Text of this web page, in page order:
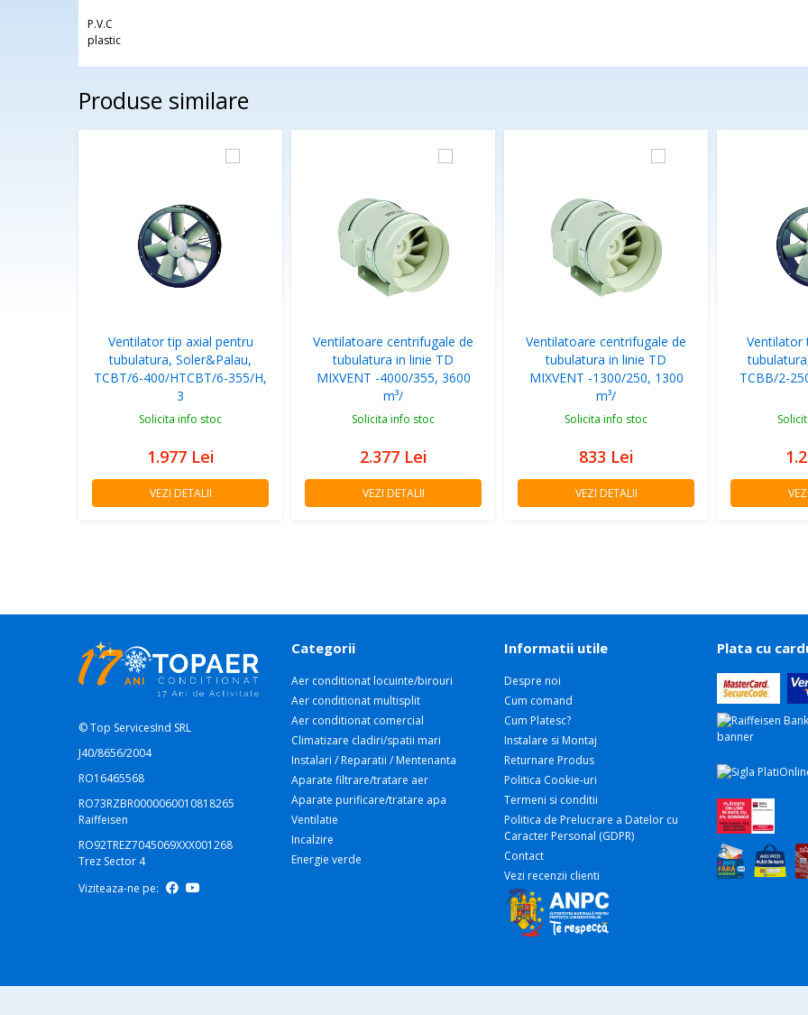
P.V.C
plastic
Produse similare
Ventilator tip axial pentru
tubulatura, Soler&Palau,
TCBT/6-400/HTCBT/6-355/H,
3
Solicita info stoc
1.977 Lei
VEZI DETALII
Ventilatoare centrifugale de
tubulatura in linie TD
MIXVENT -4000/355, 3600
m³/
Solicita info stoc
2.377 Lei
VEZI DETALII
Ventilatoare centrifugale de
tubulatura in linie TD
MIXVENT -1300/250, 1300
m³/
Solicita info stoc
833 Lei
VEZI DETALII
Ventilator
TCBB/2-
© Top ServicesInd SRL
J40/8656/2004
RO16465568
RO73RZBR0000060010818265
Raiffeisen
RO92TREZ7045069XXX001268
Trez Sector 4
Viziteaza-ne pe:
Categorii
Aer conditionat locuinte/birouri
Aer conditionat multisplit
Aer conditionat comercial
Climatizare cladiri/spatii mari
Instalari / Reparatii / Mentenanta
Aparate filtrare/tratare aer
Aparate purificare/tratare apa
Ventilatie
Incalzire
Energie verde
Informatii utile
Despre noi
Cum comand
Cum Platesc?
Instalare si Montaj
Returnare Produs
Politica Cookie-uri
Termeni si conditii
Politica de Prelucrare a Datelor cu
Caracter Personal (GDPR)
Contact
Vezi recenzii clienti
Plata cu